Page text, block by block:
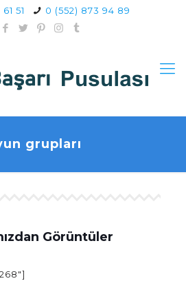
51 0 (552) 873 94 89
grupları
Görüntüler